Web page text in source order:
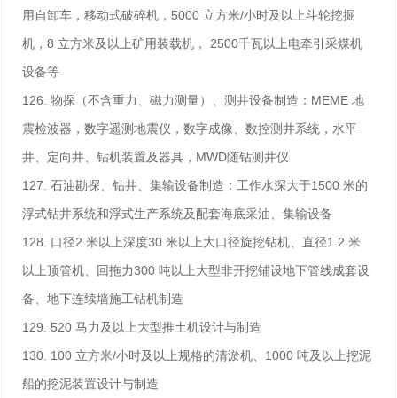
用自卸车，移动式破碎机，5000 立方米/小时及以上斗轮挖掘
机，8 立方米及以上矿用装载机， 2500千瓦以上电牵引采煤机
设备等
126. 物探（不含重力、磁力测量）、测井设备制造：MEME 地
震检波器，数字遥测地震仪，数字成像、数控测井系统，水平
井、定向井、钻机装置及器具，MWD随钻测井仪
127. 石油勘探、钻井、集输设备制造：工作水深大于1500 米的
浮式钻井系统和浮式生产系统及配套海底采油、集输设备
128. 口径2 米以上深度30 米以上大口径旋挖钻机、直径1.2 米
以上顶管机、回拖力300 吨以上大型非开挖铺设地下管线成套设
备、地下连续墙施工钻机制造
129. 520 马力及以上大型推土机设计与制造
130. 100 立方米/小时及以上规格的清淤机、1000 吨及以上挖泥
船的挖泥装置设计与制造